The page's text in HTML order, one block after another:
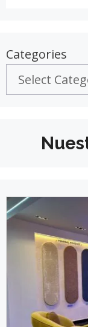
Categories